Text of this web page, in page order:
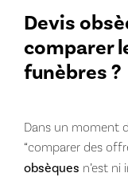
Devis
comparer
funèbres ?
Dans un moment
“comparer des
obsèques n’est ni